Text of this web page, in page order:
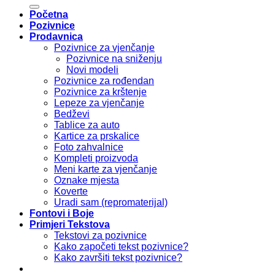
Početna
Pozivnice
Prodavnica
Pozivnice za vjenčanje
Pozivnice na sniženju
Novi modeli
Pozivnice za rođendan
Pozivnice za krštenje
Lepeze za vjenčanje
Bedževi
Tablice za auto
Kartice za prskalice
Foto zahvalnice
Kompleti proizvoda
Meni karte za vjenčanje
Oznake mjesta
Koverte
Uradi sam (repromaterijal)
Fontovi i Boje
Primjeri Tekstova
Tekstovi za pozivnice
Kako započeti tekst pozivnice?
Kako završiti tekst pozivnice?